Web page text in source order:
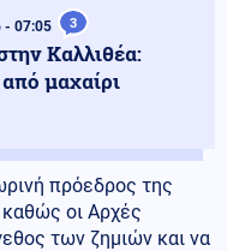
- 07:05 3
Καλλιθέα:
μαχαίρι
πρόεδρος της
οι Αρχές
των ζημιών και να